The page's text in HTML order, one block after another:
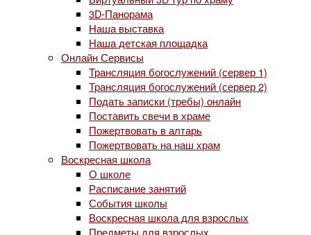
3D-Панорама
Наша выставка
Наша детская площадка
Онлайн Сервисы
Трансляция богослужений (сервер 1)
Трансляция богослужений (сервер 2)
Подать записки (требы) онлайн
Поставить свечи в храме
Пожертвовать в алтарь
Пожертвовать на наш храм
Воскресная школа
О школе
Расписание занятий
События школы
Воскресная школа для взрослых
Предметы для взрослых